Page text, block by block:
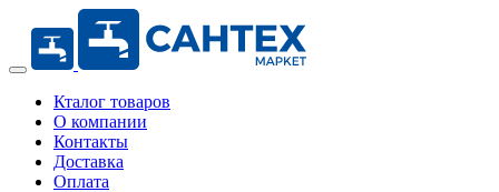
Кталог товаров
О компании
Контакты
Доставка
Оплата